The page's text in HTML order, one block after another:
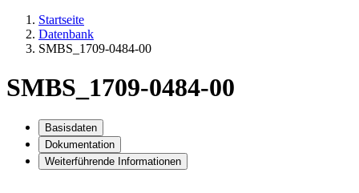
Startseite
Datenbank
SMBS_1709-0484-00
SMBS_1709-0484-00
Basisdaten
Dokumentation
Weiterführende Informationen